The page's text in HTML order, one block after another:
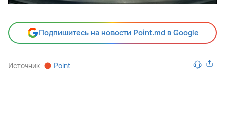
Подпишитесь на новости Point.md в Google
Источник Point